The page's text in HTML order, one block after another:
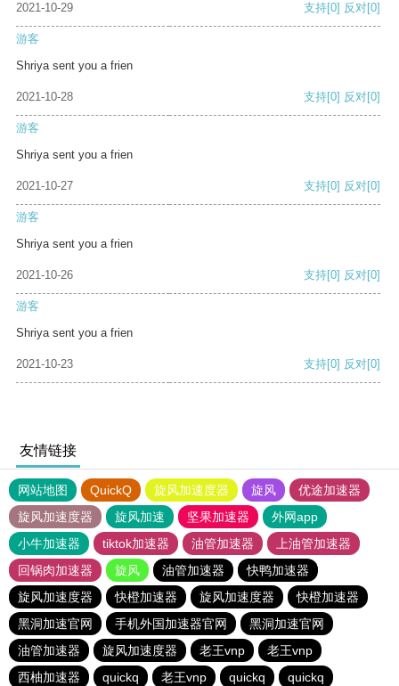
2021-10-29 支持[0] 反对[0]
游客
Shriya sent you a frien
2021-10-28 支持[0] 反对[0]
游客
Shriya sent you a frien
2021-10-27 支持[0] 反对[0]
游客
Shriya sent you a frien
2021-10-26 支持[0] 反对[0]
游客
Shriya sent you a frien
2021-10-23 支持[0] 反对[0]
友情链接
网站地图 QuickQ 旋风加速度器 旋风
优途加速器
旋风加速度器
旋风加速 坚果加速器
外网app
小牛加速器
tiktok加速器 油管加速器
上油管加速器
回锅肉加速器
旋风 油管加速器
快鸭加速器
旋风加速度器
快橙加速器 旋风加速度器
快橙加速器
黑洞加速官网
手机外国加速器官网
黑洞加速官网
油管加速器
旋风加速度器 老王vnp
老王vnp
西柚加速器
quickq 老王vnp quickq quickq